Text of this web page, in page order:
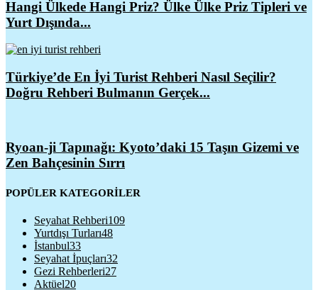
Hangi Ülkede Hangi Priz? Ülke Ülke Priz Tipleri ve
Yurt Dışında...
Türkiye’de En İyi Turist Rehberi Nasıl Seçilir?
Doğru Rehberi Bulmanın Gerçek...
Ryoan-ji Tapınağı: Kyoto’daki 15 Taşın Gizemi ve
Zen Bahçesinin Sırrı
POPÜLER KATEGORİLER
Seyahat Rehberi109
Yurtdışı Turları48
İstanbul33
Seyahat İpuçları32
Gezi Rehberleri27
Aktüel20